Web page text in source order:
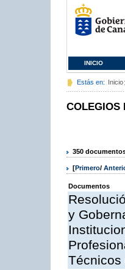
INICIO
Estás en: Inicio
COLEGIOS
350
[Primero/
Documentos
y
Técnicos